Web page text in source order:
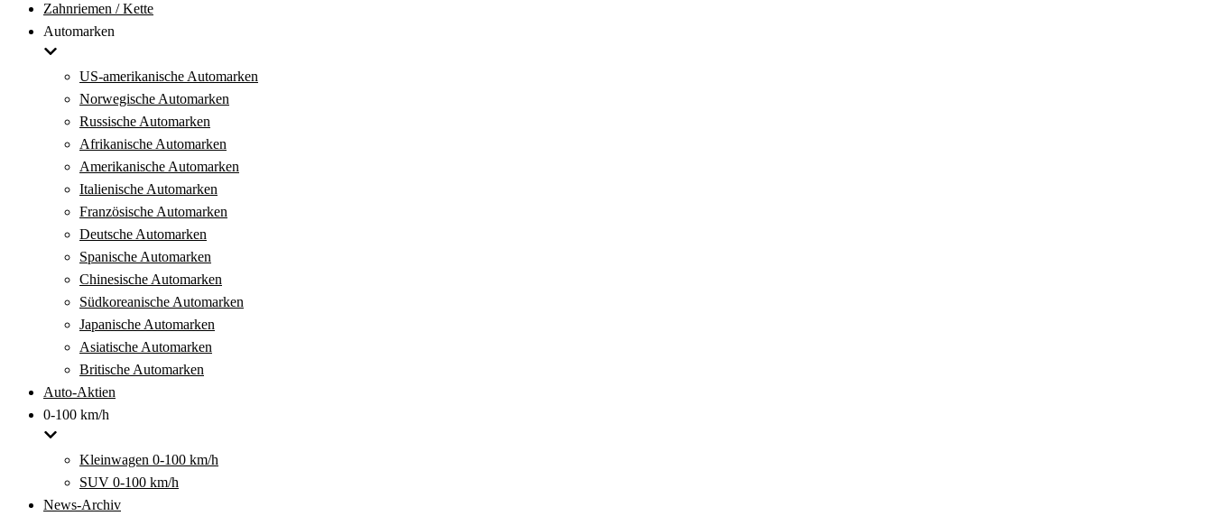
Zahnriemen / Kette
Automarken
US-amerikanische Automarken
Norwegische Automarken
Russische Automarken
Afrikanische Automarken
Amerikanische Automarken
Italienische Automarken
Französische Automarken
Deutsche Automarken
Spanische Automarken
Chinesische Automarken
Südkoreanische Automarken
Japanische Automarken
Asiatische Automarken
Britische Automarken
Auto-Aktien
0-100 km/h
Kleinwagen 0-100 km/h
SUV 0-100 km/h
News-Archiv